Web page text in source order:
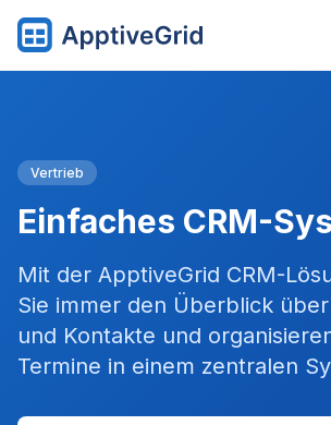
Vertrieb
Einfaches CRM-
Mit der ApptiveGrid CRM-
Sie immer den Überblick
und Kontakte und
Termine in einem zentralen